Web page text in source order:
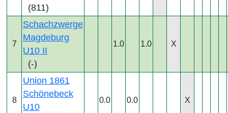
(811)
7
Schachzwerge
Magdeburg
U10 II
(-)
1.0 1.0 X
8
Union 1861
Schönebeck
U10
0.0 0.0 X